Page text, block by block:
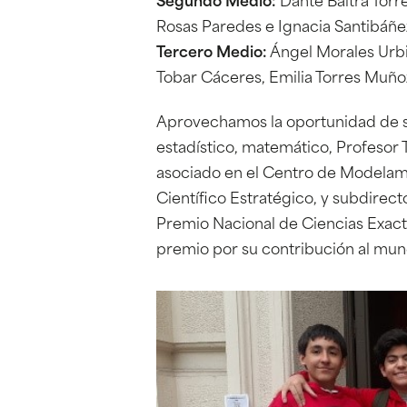
Rosas Paredes e Ignacia
Tercero Medio: Ángel Morales
Tobar Cáceres, Emilia Torres
Aprovechamos la oportunidad de
estadístico, matemático, Profesor
asociado en el Centro de
Científico Estratégico, y
Premio Nacional de Ciencias
premio por su contribución al